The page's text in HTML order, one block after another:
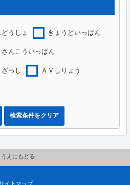
どうしょ きょうどいっぱん
さんこういっぱん
ざっし ＡＶしりょう
検索条件をクリア
うえにもどる
イトマップ